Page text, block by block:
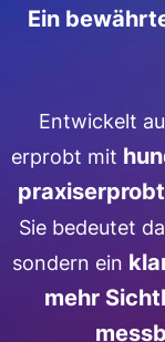
Ein
Entwickelt
erprobt mit
praxiserprobt
Sie bedeutet
sondern ein
mehr